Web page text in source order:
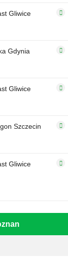
Gliwice
Gdynia
Gliwice
Szczecin
Gliwice